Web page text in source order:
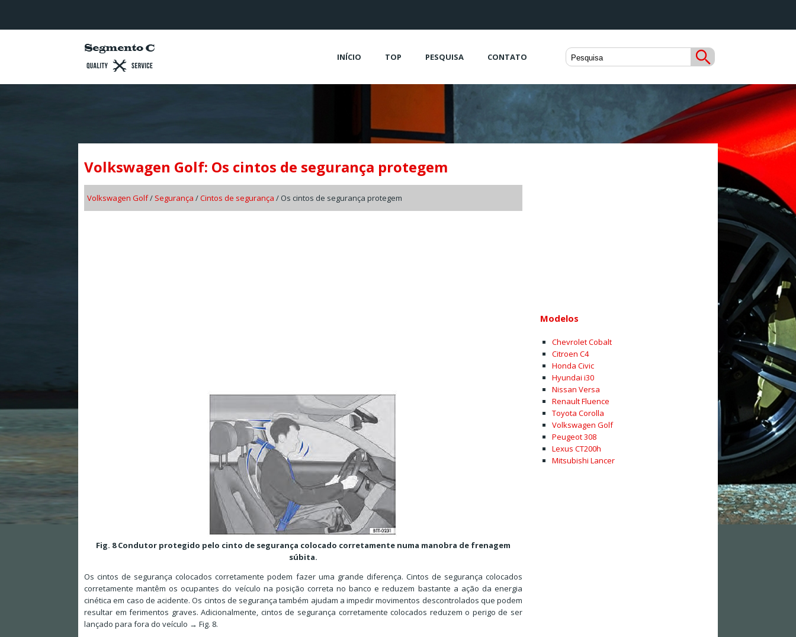
INÍCIO TOP PESQUISA CONTATO
Volkswagen Golf: Os cintos de segurança protegem
Volkswagen Golf/ Segurança /Cintos de segurança / Os cintos de segurança protegem
Fig. 8 Condutor protegido pelo cinto de segurança colocado corretamente numa manobra de frenagem
súbita.
Os cintos de segurança colocados corretamente podem fazer uma grande diferença. Cintos de segurança colocados
corretamente mantêm os ocupantes do veículo na posição correta no banco e reduzem bastante a ação da energia
cinética em caso de acidente. Os cintos de segurança também ajudam a impedir movimentos descontrolados que podem
resultar em ferimentos graves. Adicionalmente, cintos de segurança corretamente colocados reduzem o perigo de ser
lançado para fora do veículo → Fig. 8.
Modelos
Chevrolet Cobalt
Citroen C4
Honda Civic
Hyundai i30
Nissan Versa
Renault Fluence
Toyota Corolla
Volkswagen Golf
Peugeot 308
Lexus CT200h
Mitsubishi Lancer